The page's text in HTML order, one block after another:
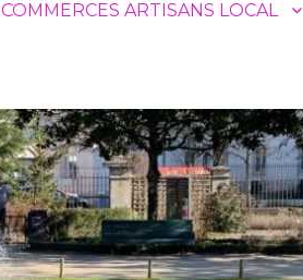
COMMERCES ARTISANS LOCAL